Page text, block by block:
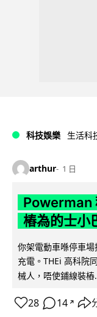
科技娛樂 生活科
arthur 1 日
Powerman
樁為的士小
你架電動車喺停車
充電。THEi 高科院
械人，唔使鋪線裝樁
28 14 ↗